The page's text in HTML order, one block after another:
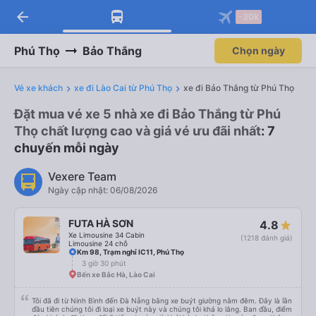
arrow_back -30k
Phú Thọ Bảo Thắng Chọn ngày
Vé xe khách xe đi Lào Cai từ Phú Thọ xe đi Bảo Thắng từ Phú Thọ
Đặt mua vé xe 5 nhà xe đi Bảo Thắng từ Phú
Thọ chất lượng cao và giá vé ưu đãi nhất: 7
chuyến mỗi ngày
Vexere Team
Ngày cập nhật: 06/08/2026
FUTA HÀ SƠN
Xe Limousine 34 Cabin
Limousine 24 chỗ
4.8
(1218 đánh giá)
Km 98, Trạm nghỉ IC11, Phú Thọ
3 giờ 30 phút
Bến xe Bắc Hà, Lào Cai
Tôi đã đi từ Ninh Bình đến Đà Nẵng bằng xe buýt giường nằm đêm. Đây là lần
đầu tiên chúng tôi đi loại xe buýt này và chúng tôi khá lo lắng. Ban đầu, điểm